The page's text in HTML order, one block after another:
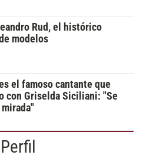
Rud, el histórico
modelos
el famoso cantante que
con Griselda Siciliani: "Se